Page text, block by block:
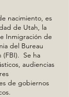
nacimiento, es
de Utah, la
Inmigración de
del Bureau
(FBI). Se ha
audiencias
de gobiernos